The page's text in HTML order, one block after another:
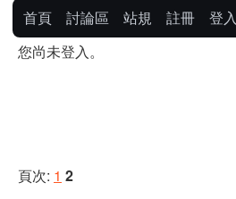
首頁 討論區 站規 註冊 登入
您尚未登入。
頁次: 1 2